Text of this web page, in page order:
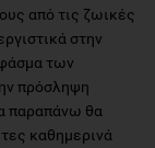
από τις ζωικές
στην
των
πρόσληψη
παραπάνω θα
καθημερινά